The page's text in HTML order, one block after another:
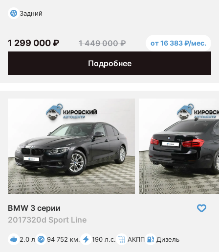
Задний
Подробнее
1 299 000 ₽ 1 449 000 ₽ от 16 383 ₽/мес.
BMW 3 серии
2017320d Sport Line
2.0 л 94 752 км. 190 л.с. АКПП Дизель